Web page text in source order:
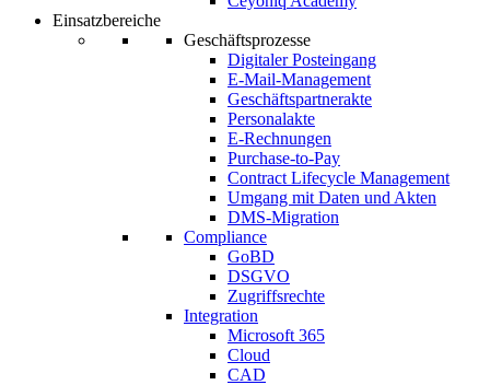
Einsatzbereiche
Geschäftsprozesse
Digitaler Posteingang
E-Mail-Management
Geschäftspartnerakte
Personalakte
E-Rechnungen
Purchase-to-Pay
Contract Lifecycle Management
Umgang mit Daten und Akten
DMS-Migration
Compliance
GoBD
DSGVO
Zugriffsrechte
Integration
Microsoft 365
Cloud
CAD